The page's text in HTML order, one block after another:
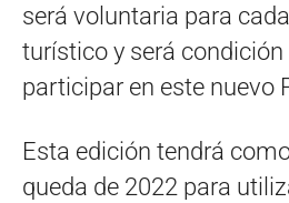
será voluntaria para
turístico y será
participar en este nuevo
Esta edición tendrá
queda de 2022 para